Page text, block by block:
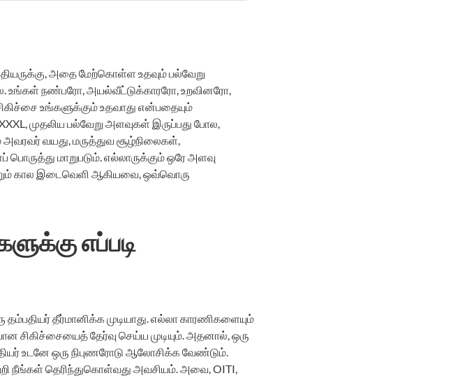
அதை மேற்கொள்ள உதவும் பல்வேறு
உங்கள் நண்பரோ, அயல்வீட்டுக்காரரோ, உறவினரோ,
உங்களுக்கும் உதவாது என்பதையும்
முதலிய பல்வேறு அளவுகள் இருப்பது போல,
அவரவர் வயது, மருத்துவ சூழ்நிலைகள்,
மாறுபடும். எல்லாருக்கும் ஒரே அளவு
கால இடைவெளி ஆகியவை, ஒவ்வொரு
எப்படி
தீர்மானிக்க முடியாது. எல்லா காரணிகளையும்
சிகிச்சையைத் தேர்வு செய்ய முடியும். அதனால், ஒரு
உடனே ஒரு நிபுணரோடு ஆலோசிக்க வேண்டும்.
நீங்கள் தெரிந்துகொள்வது அவசியம். அவை, OITI,